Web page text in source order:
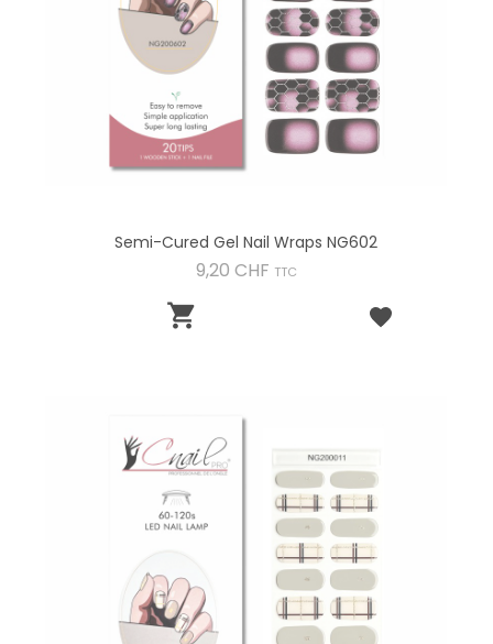
Semi-Cured Gel Nail Wraps NG602
9,20 CHF Preis
TTC
